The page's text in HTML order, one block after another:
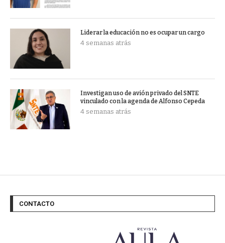
Liderar la educación no es ocupar un cargo
4 semanas atrás
Investigan uso de avión privado del SNTE
vinculado con la agenda de Alfonso Cepeda
4 semanas atrás
CONTACTO